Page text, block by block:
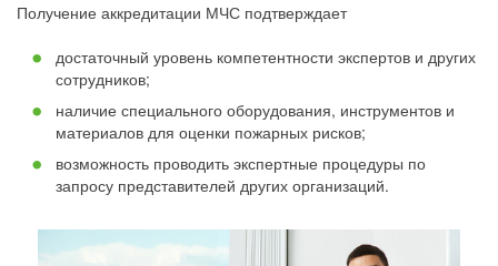
Получение аккредитации МЧС подтверждает
достаточный уровень компетентности экспертов и других
сотрудников;
наличие специального оборудования, инструментов и
материалов для оценки пожарных рисков;
возможность проводить экспертные процедуры по
запросу представителей других организаций.